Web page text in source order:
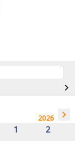
navigate_next
2026 navigate_next
1
2